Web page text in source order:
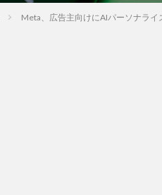
Meta、広告主向けにAIパーソナライ